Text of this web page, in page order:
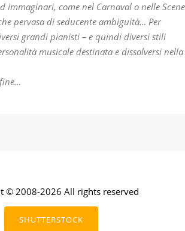
come nel Carnaval o nelle Scene
pervasa di seducente ambiguità… Per
grandi pianisti – e quindi diversi stili
musicale destinata e dissolversi nella
© 2008-2026 All rights reserved
SHUTTERSTOCK